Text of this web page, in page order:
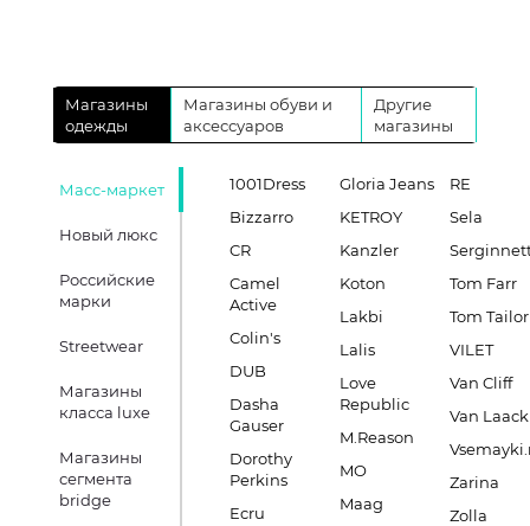
Магазины
одежды
Магазины обуви и
аксессуаров
Другие
магазины
Масс-маркет
Новый люкс
Российские
марки
Streetwear
Магазины
класса luxe
Магазины
сегмента
bridge
1001Dress
Bizzarro
CR
Camel
Active
Colin's
DUB
Dasha
Gauser
Dorothy
Perkins
Ecru
Gloria Jeans
KETROY
Kanzler
Koton
Lakbi
Lalis
Love
Republic
M.Reason
MO
Maag
RE
Sela
Tom Farr
Tom Tailor
VILET
Van Cliff
Van Laack
Zarina
Zolla